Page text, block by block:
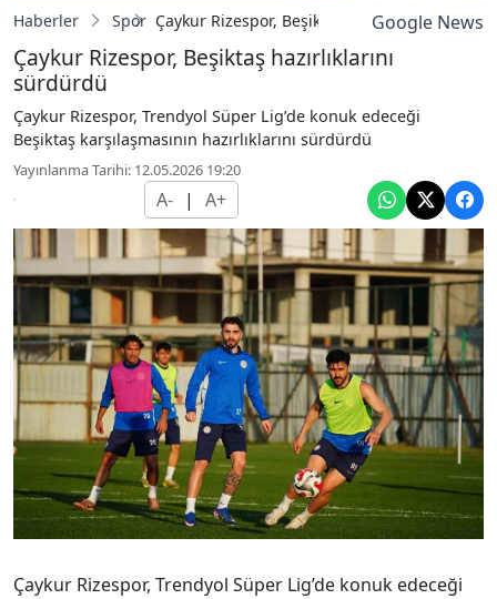
Haberler Spor Çaykur Rizespor, Beşiktaş hazırlıklarını
Google News
Çaykur Rizespor, Beşiktaş hazırlıklarını
sürdürdü
Çaykur Rizespor, Trendyol Süper Lig’de konuk edeceği
Beşiktaş karşılaşmasının hazırlıklarını sürdürdü
Yayınlanma Tarihi: 12.05.2026 19:20
A- | A+
Çaykur Rizespor, Trendyol Süper Lig’de konuk edeceği